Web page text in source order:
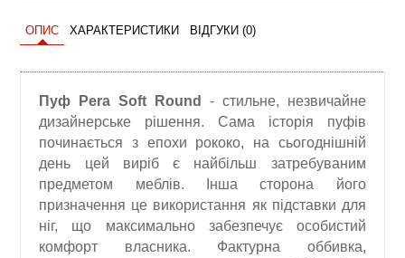
ОПИС ХАРАКТЕРИСТИКИ ВІДГУКИ (0)
Пуф Pera Soft Round
- стильне, незвичайне
дизайнерське рішення. Сама історія пуфів
починається з епохи рококо, на сьогоднішній
день цей виріб є найбільш затребуваним
предметом меблів. Інша сторона його
призначення це використання як підставки для
ніг, що максимально забезпечує особистий
комфорт власника. Фактурна оббивка,